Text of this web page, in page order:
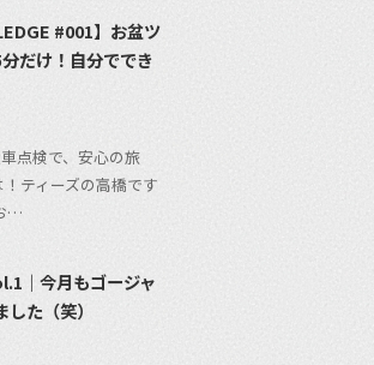
#001】お盆ツ
だけ！自分ででき
点検で、安心の旅
ティーズの高橋です
…
｜今月もゴージャ
た（笑）